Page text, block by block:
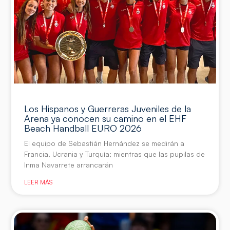
Los Hispanos y Guerreras Juveniles de la
Arena ya conocen su camino en el EHF
Beach Handball EURO 2026
El equipo de Sebastián Hernández se medirán a
Francia, Ucrania y Turquía; mientras que las pupilas de
Inma Navarrete arrancarán
LEER MÁS